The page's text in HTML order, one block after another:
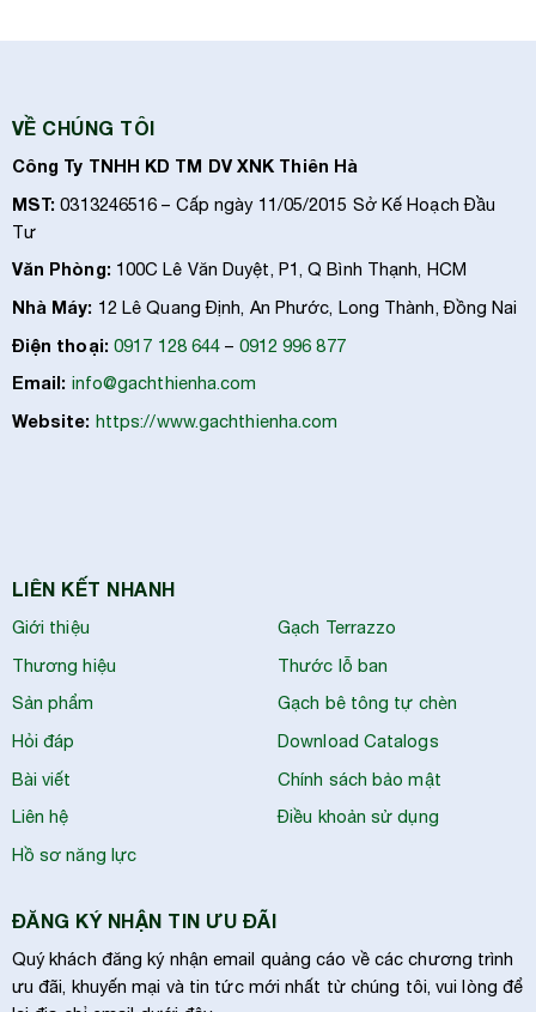
VỀ CHÚNG TÔI
Công Ty TNHH KD TM DV XNK Thiên Hà
MST: 0313246516 – Cấp ngày 11/05/2015 Sở Kế Hoạch Đầu
Tư
Văn Phòng: 100C Lê Văn Duyệt, P1, Q Bình Thạnh, HCM
Nhà Máy: 12 Lê Quang Định, An Phước, Long Thành, Đồng Nai
Điện thoại: 0917 128 644 – 0912 996 877
Email: info@gachthienha.com
Website: https://www.gachthienha.com
LIÊN KẾT NHANH
Giới thiệu
Thương hiệu
Sản phẩm
Hỏi đáp
Bài viết
Liên hệ
Hồ sơ năng lực
Gạch Terrazzo
Thước lỗ ban
Gạch bê tông tự chèn
Download Catalogs
Chính sách bảo mật
Điều khoản sử dụng
ĐĂNG KÝ NHẬN TIN ƯU ĐÃI
Quý khách đăng ký nhận email quảng cáo về các chương trình
ưu đãi, khuyến mại và tin tức mới nhất từ chúng tôi, vui lòng để